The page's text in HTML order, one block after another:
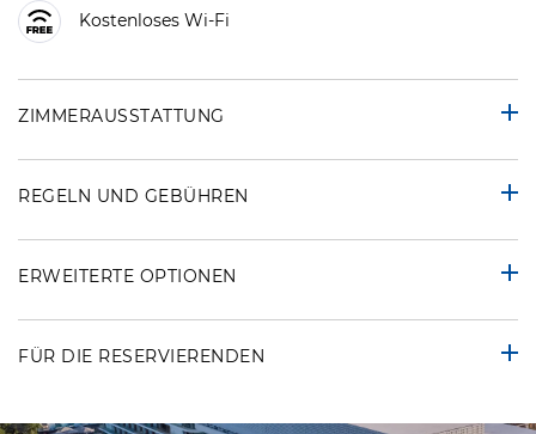
Kostenloses Wi-Fi
ZIMMERAUSSTATTUNG
REGELN UND GEBÜHREN
ERWEITERTE OPTIONEN
FÜR DIE RESERVIERENDEN